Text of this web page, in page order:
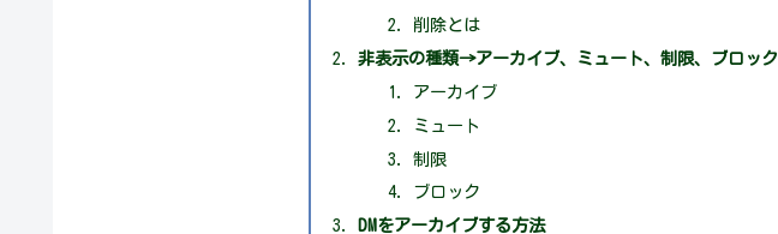
削除とは
非表示の種類→アーカイブ、ミュート、制限、ブロック
アーカイブ
ミュート
制限
ブロック
DMをアーカイブする方法